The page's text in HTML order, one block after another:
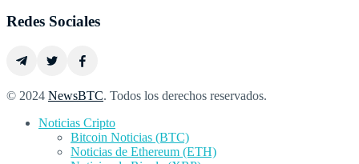
Redes Sociales
© 2024 NewsBTC. Todos los derechos reservados.
Noticias Cripto
Bitcoin Noticias (BTC)
Noticias de Ethereum (ETH)